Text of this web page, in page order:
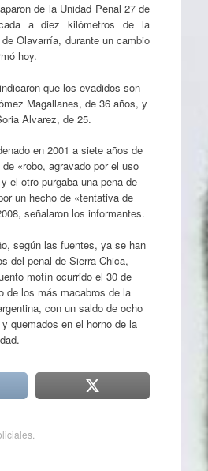
de la Unidad Penal 27 de
a diez kilómetros de la
Olavarría, durante un cambio
hoy.
que los evadidos son
Magallanes, de 36 años, y
Alvarez, de 25.
en 2001 a siete años de
«robo, agravado por el uso
el otro purgaba una pena de
un hecho de «tentativa de
señalaron los informantes.
según las fuentes, ya se han
del penal de Sierra Chica,
motín ocurrido el 30 de
de los más macabros de la
con un saldo de ocho
quemados en el horno de la
.